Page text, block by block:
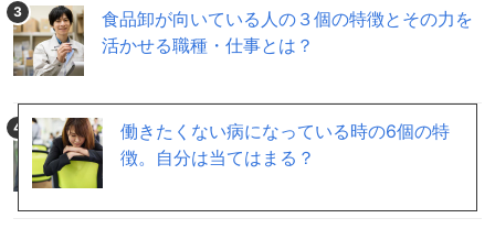
3
食品卸が向いている人の３個の特徴とその力を
活かせる職種・仕事とは？
4
食品会社の採用の特徴は？会社が求めているこ
とや面接でチェックしていることを採用担当者
が教えます
働きたくない病になっている時の6個の特
徴。自分は当てはまる？